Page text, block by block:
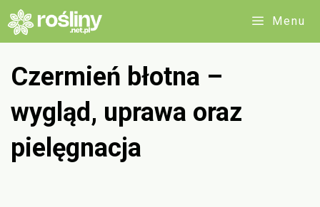
Przejdź
do
Menu
Czermień błotna –
wygląd, uprawa oraz
pielęgnacja